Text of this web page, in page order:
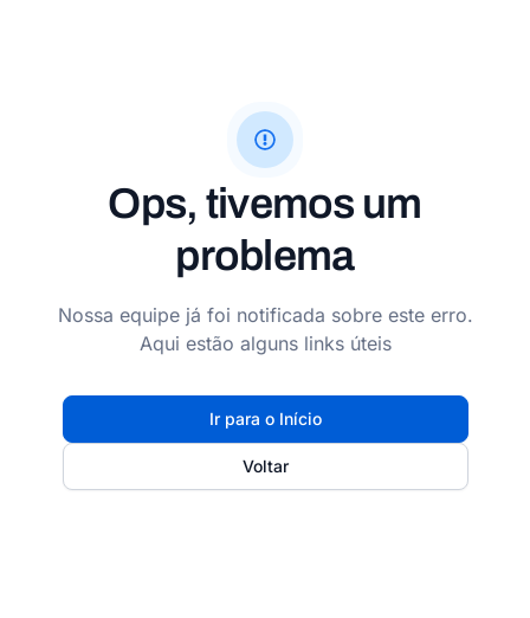
Ops, tivemos um
problema
Nossa equipe já foi notificada sobre este erro.
Aqui estão alguns links úteis
Ir para o Início
Voltar